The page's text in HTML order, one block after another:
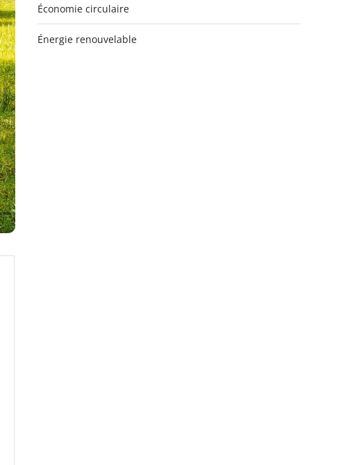
Économie circulaire
Énergie renouvelable